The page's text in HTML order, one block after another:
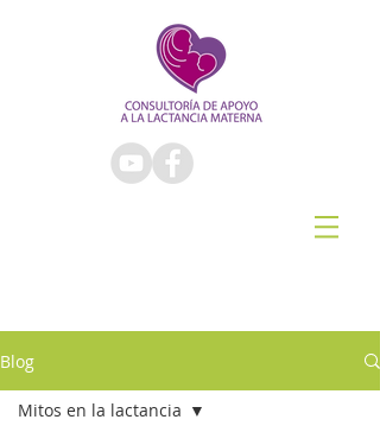
Blog
Mitos en la lactancia